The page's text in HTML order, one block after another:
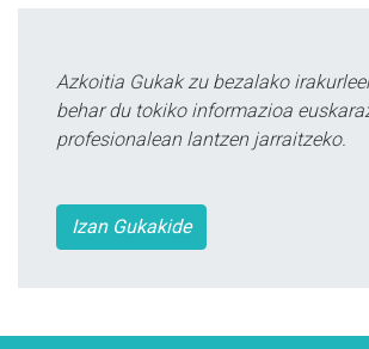
Azkoitia Gukak zu bezalako
behar du tokiko informazioa
profesionalean lantzen jarraitzeko.
Izan Gukakide